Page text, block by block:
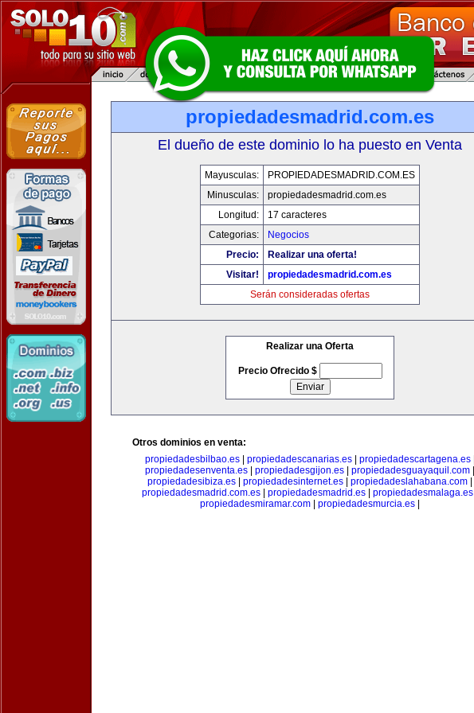
propiedadesmadrid.com.es
El dueño de este dominio lo ha puesto en Venta
Mayusculas:
PROPIEDADESMADRID.COM.ES
Minusculas:
propiedadesmadrid.com.es
Longitud:
17 caracteres
Categorias:
Negocios
Precio:
Realizar una oferta!
Visitar!
propiedadesmadrid.com.es
Serán consideradas ofertas
Realizar una Oferta
Precio Ofrecido $
Otros dominios en venta:
propiedadesbilbao.es| propiedadescanarias.es| propiedadescartagena.es|
propiedadesenventa.es
propiedadesgijon.es propiedadesguayaquil.com
propiedadesibiza.es
propiedadesinternet.es propiedadeslahabana.com
propiedadesmadrid.com.es
propiedadesmadrid.es propiedadesmalaga.es
propiedadesmiramar.com
propiedadesmurcia.es